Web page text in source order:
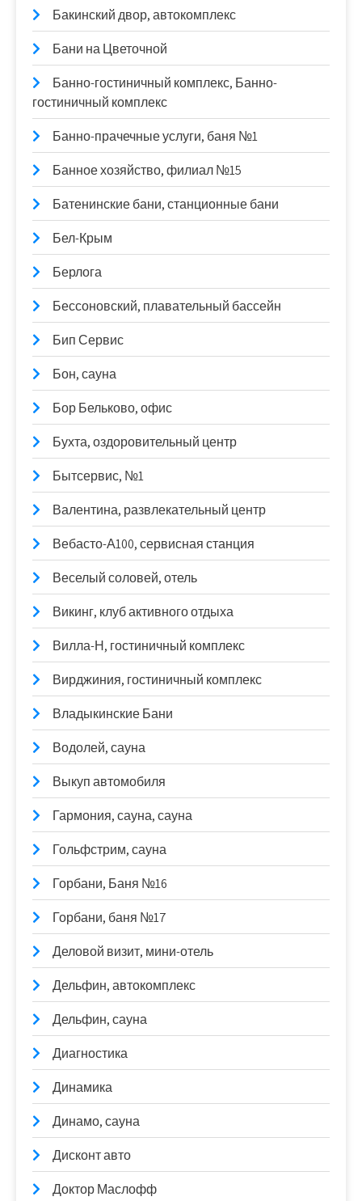
Бакинский двор, автокомплекс
Бани на Цветочной
Банно-гостиничный комплекс, Банно-
гостиничный комплекс
Банно-прачечные услуги, баня №1
Банное хозяйство, филиал №15
Батенинские бани, станционные бани
Бел-Крым
Берлога
Бессоновский, плавательный бассейн
Бип Сервис
Бон, сауна
Бор Бельково, офис
Бухта, оздоровительный центр
Бытсервис, №1
Валентина, развлекательный центр
Вебасто-А100, сервисная станция
Веселый соловей, отель
Викинг, клуб активного отдыха
Вилла-Н, гостиничный комплекс
Вирджиния, гостиничный комплекс
Владыкинские Бани
Водолей, сауна
Выкуп автомобиля
Гармония, сауна, сауна
Гольфстрим, сауна
Горбани, Баня №16
Горбани, баня №17
Деловой визит, мини-отель
Дельфин, автокомплекс
Дельфин, сауна
Диагностика
Динамика
Динамо, сауна
Дисконт авто
Доктор Маслофф